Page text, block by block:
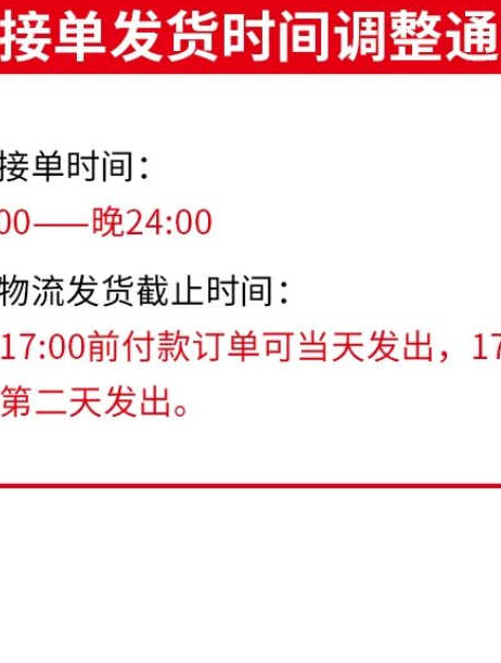
báo Warven Băng
niêm phong trong
tiếng Anh Dừng từ
dưới trong suốt từ
đỏ 72mm * 60m In
báo tiếng Anh trong
suốt màu đỏ CẢNH
BÁO CẢNH BÁO
Băng in
10 Rolls tiếng Anh
Dừng tiếng Đức
cảnh báo Tắc In
niêm phong Băng
keo
199,000